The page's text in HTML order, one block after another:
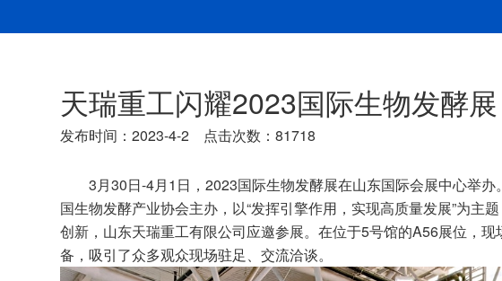
天瑞重工闪耀2023国际生物发酵展
发布时间：2023-4-2 点击次数：81718
3月30日-4月1日，2023国际生物发酵展在山东国际会展中心举办
国生物发酵产业协会主办，以“发挥引擎作用，实现高质量发展”为主
创新，山东天瑞重工有限公司应邀参展。在位于5号馆的A56展位，
备，吸引了众多观众现场驻足、交流洽谈。